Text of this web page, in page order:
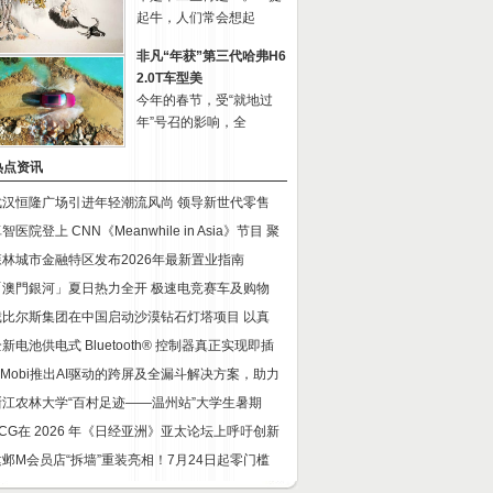
起牛，人们常会想起
非凡“年获”第三代哈弗H6
2.0T车型美
今年的春节，受“就地过
年”号召的影响，全
点资讯
恒隆广场引进年轻潮流风尚 领导新世代零售
医院登上 CNN《Meanwhile in Asia》节目 聚
城市金融特区发布2026年最新置业指南
門銀河」夏日热力全开 极速电竞赛车及购物
尔斯集团在中国启动沙漠钻石灯塔项目 以真
新电池供电式 Bluetooth® 控制器真正实现即插
推出AI驱动的跨屏及全漏斗解决方案，助力
江农林大学“百村足迹——温州站”大学生暑期
在 2026 年《日经亚洲》亚太论坛上呼吁创新
M会员店“拆墙”重装亮相！7月24日起零门槛